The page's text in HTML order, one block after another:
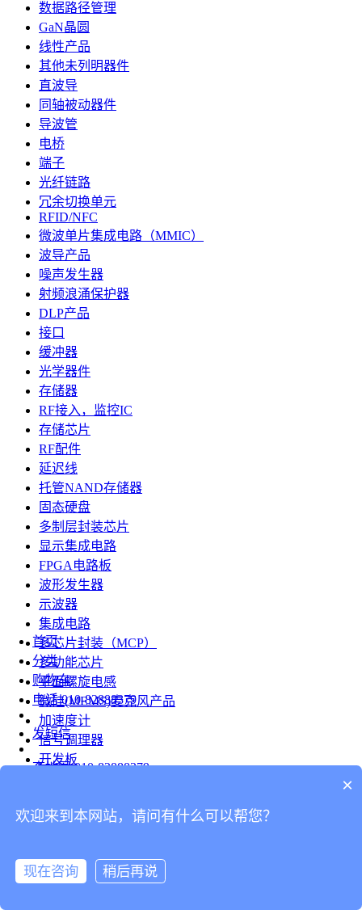
数据路径管理
GaN晶圆
线性产品
其他未列明器件
直波导
同轴被动器件
导波管
电桥
端子
光纤链路
冗余切换单元
RFID/NFC
微波单片集成电路（MMIC）
波导产品
噪声发生器
射频浪涌保护器
DLP产品
接口
缓冲器
光学器件
存储器
RF接入，监控IC
存储芯片
RF配件
延迟线
托管NAND存储器
固态硬盘
多制层封装芯片
显示集成电路
FPGA电路板
波形发生器
示波器
集成电路
多芯片封装（MCP）
多功能芯片
平面螺旋电感
微硅(MEMS)麦克风产品
加速度计
信号调理器
开发板
台式仪表
连接器
首页
分类
购物车
电话 010-82888379
发短信
查地图 010-82888379
分享
×
欢迎来到本网站，请问有什么可以帮您？
现在咨询 稍后再说